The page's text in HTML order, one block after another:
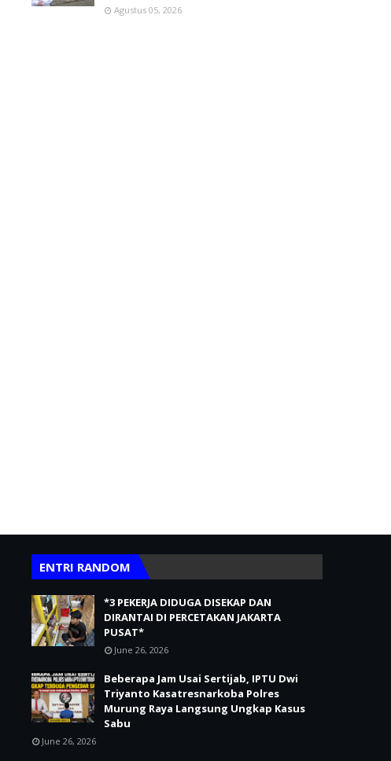
Agustus 05, 2026
ENTRI RANDOM
*3 PEKERJA DIDUGA DISEKAP DAN
DIRANTAI DI PERCETAKAN JAKARTA
PUSAT*
June 26, 2026
Beberapa Jam Usai Sertijab, IPTU Dwi
Triyanto Kasatresnarkoba Polres
Murung Raya Langsung Ungkap Kasus
Sabu
June 26, 2026